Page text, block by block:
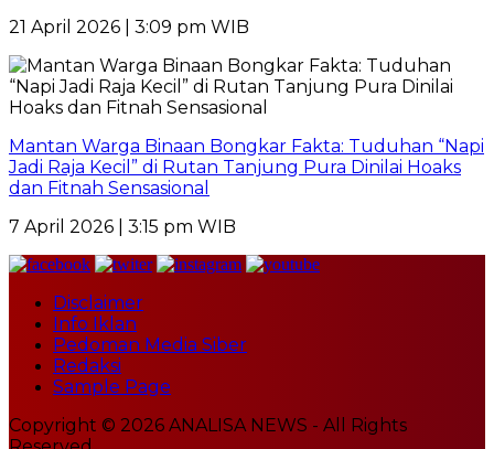
21 April 2026 | 3:09 pm WIB
Mantan Warga Binaan Bongkar Fakta: Tuduhan “Napi
Jadi Raja Kecil” di Rutan Tanjung Pura Dinilai Hoaks
dan Fitnah Sensasional
7 April 2026 | 3:15 pm WIB
Disclaimer
Info Iklan
Pedoman Media Siber
Redaksi
Sample Page
Copyright © 2026 ANALISA NEWS - All Rights